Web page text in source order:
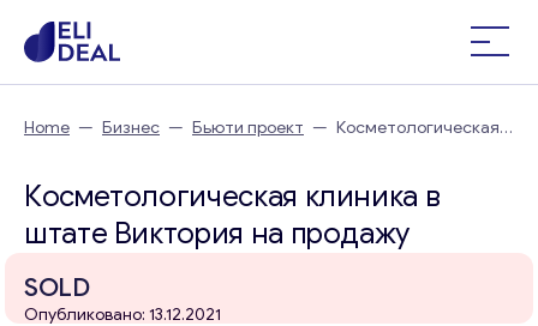
Home — Бизнес — Бьюти проект — Косметологическая
Косметологическая клиника в
штате Виктория на продажу
SOLD
Опубликовано: 13.12.2021